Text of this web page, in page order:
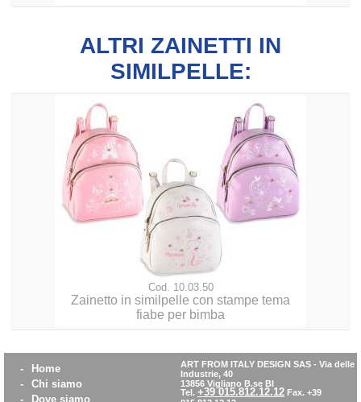
ALTRI ZAINETTI IN
SIMILPELLE:
Cod. 10.03.50
Zainetto in similpelle con stampe tema
fiabe per bimba
-
Home
-
Chi siamo
-
Dove siamo
ART FROM ITALY DESIGN SAS - Via delle
Industrie, 40
13856 Vigliano B.se BI
Tel. +39 015.812.12.12 Fax. +39